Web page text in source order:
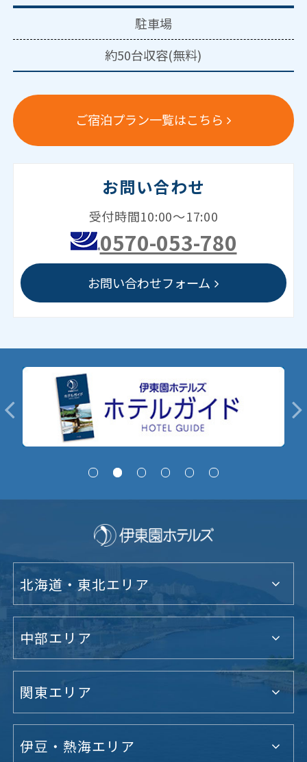
駐車場
約50台収容(無料)
ご宿泊プラン一覧はこちら
お問い合わせ
受付時間10:00～17:00
0570-053-780
お問い合わせフォーム
北海道・東北エリア
中部エリア
関東エリア
伊豆・熱海エリア